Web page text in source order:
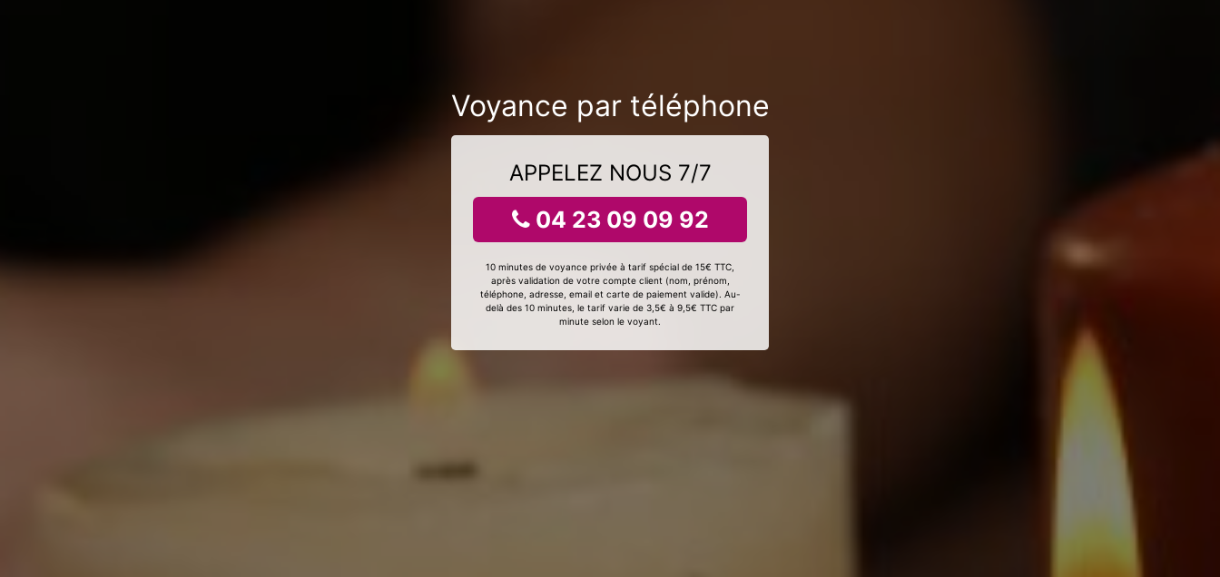
Voyance par téléphone
APPELEZ NOUS 7/7
04 23 09 09 92
10 minutes de voyance privée à tarif spécial de 15€ TTC,
après validation de votre compte client (nom, prénom,
téléphone, adresse, email et carte de paiement valide). Au-
delà des 10 minutes, le tarif varie de 3,5€ à 9,5€ TTC par
minute selon le voyant.